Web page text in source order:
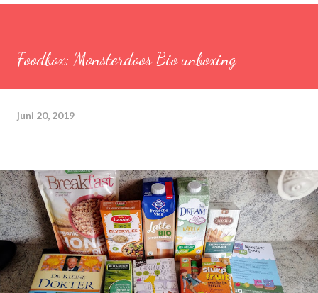
Foodbox: Monsterdoos Bio unboxing
juni 20, 2019